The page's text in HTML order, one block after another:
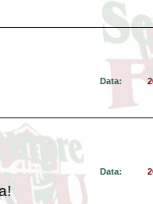
Data:
Data: